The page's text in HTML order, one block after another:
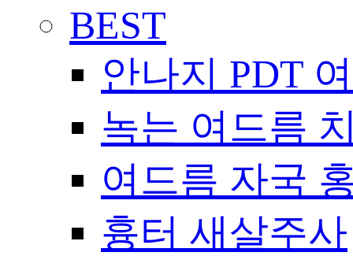
BEST
안나지 PDT
녹는 여드름
여드름 자국
흉터 새살주사